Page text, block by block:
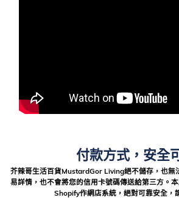
付款方式，安全
芥辣哥生活百貨MustardGor Living絕不儲存，也無
易詳情，也不會將您的信用卡號碼傳送給第三方。
Shopify作網店系統，絕對可靠安全，